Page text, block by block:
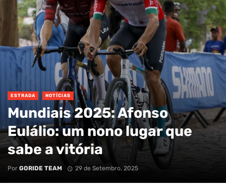
ESTRADA NOTÍCIAS
Mundiais 2025: Afonso
Eulálio: um nono lugar que
sabe a vitória
Por GORIDE TEAM 29 de Setembro, 2025